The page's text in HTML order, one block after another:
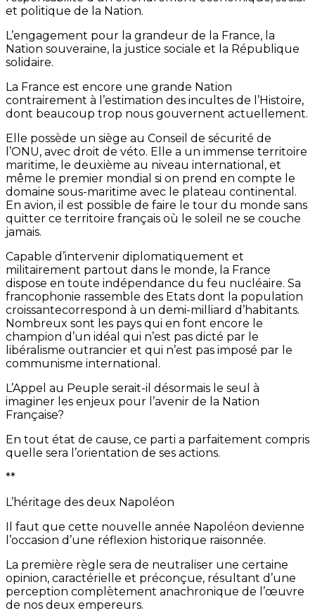
et politique de la Nation.
L’engagement pour la grandeur de la France, la
Nation souveraine, la justice sociale et la République
solidaire.
La France est encore une grande Nation
contrairement à l’estimation des incultes de l’Histoire,
dont beaucoup trop nous gouvernent actuellement.
Elle possède un siège au Conseil de sécurité de
l’ONU, avec droit de véto. Elle a un immense territoire
maritime, le deuxième au niveau international, et
même le premier mondial si on prend en compte le
domaine sous-maritime avec le plateau continental.
En avion, il est possible de faire le tour du monde sans
quitter ce territoire français où le soleil ne se couche
jamais.
Capable d’intervenir diplomatiquement et
militairement partout dans le monde, la France
dispose en toute indépendance du feu nucléaire. Sa
francophonie rassemble des Etats dont la population
croissantecorrespond à un demi-milliard d’habitants.
Nombreux sont les pays qui en font encore le
champion d’un idéal qui n’est pas dicté par le
libéralisme outrancier et qui n’est pas imposé par le
communisme international.
L’Appel au Peuple serait-il désormais le seul à
imaginer les enjeux pour l’avenir de la Nation
Française?
En tout état de cause, ce parti a parfaitement compris
quelle sera l’orientation de ses actions.
**
L’héritage des deux Napoléon
Il faut que cette nouvelle année Napoléon devienne
l’occasion d’une réflexion historique raisonnée.
La première règle sera de neutraliser une certaine
opinion, caractérielle et préconçue, résultant d’une
perception complètement anachronique de l’œuvre
de nos deux empereurs.